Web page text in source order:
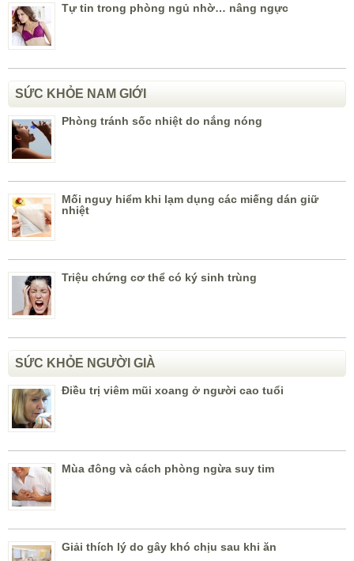
Tự tin trong phòng ngủ nhờ… nâng ngực
SỨC KHỎE NAM GIỚI
Phòng tránh sốc nhiệt do nắng nóng
Mối nguy hiểm khi lạm dụng các miếng dán giữ
nhiệt
Triệu chứng cơ thể có ký sinh trùng
SỨC KHỎE NGƯỜI GIÀ
Điều trị viêm mũi xoang ở người cao tuổi
Mùa đông và cách phòng ngừa suy tim
Giải thích lý do gây khó chịu sau khi ăn